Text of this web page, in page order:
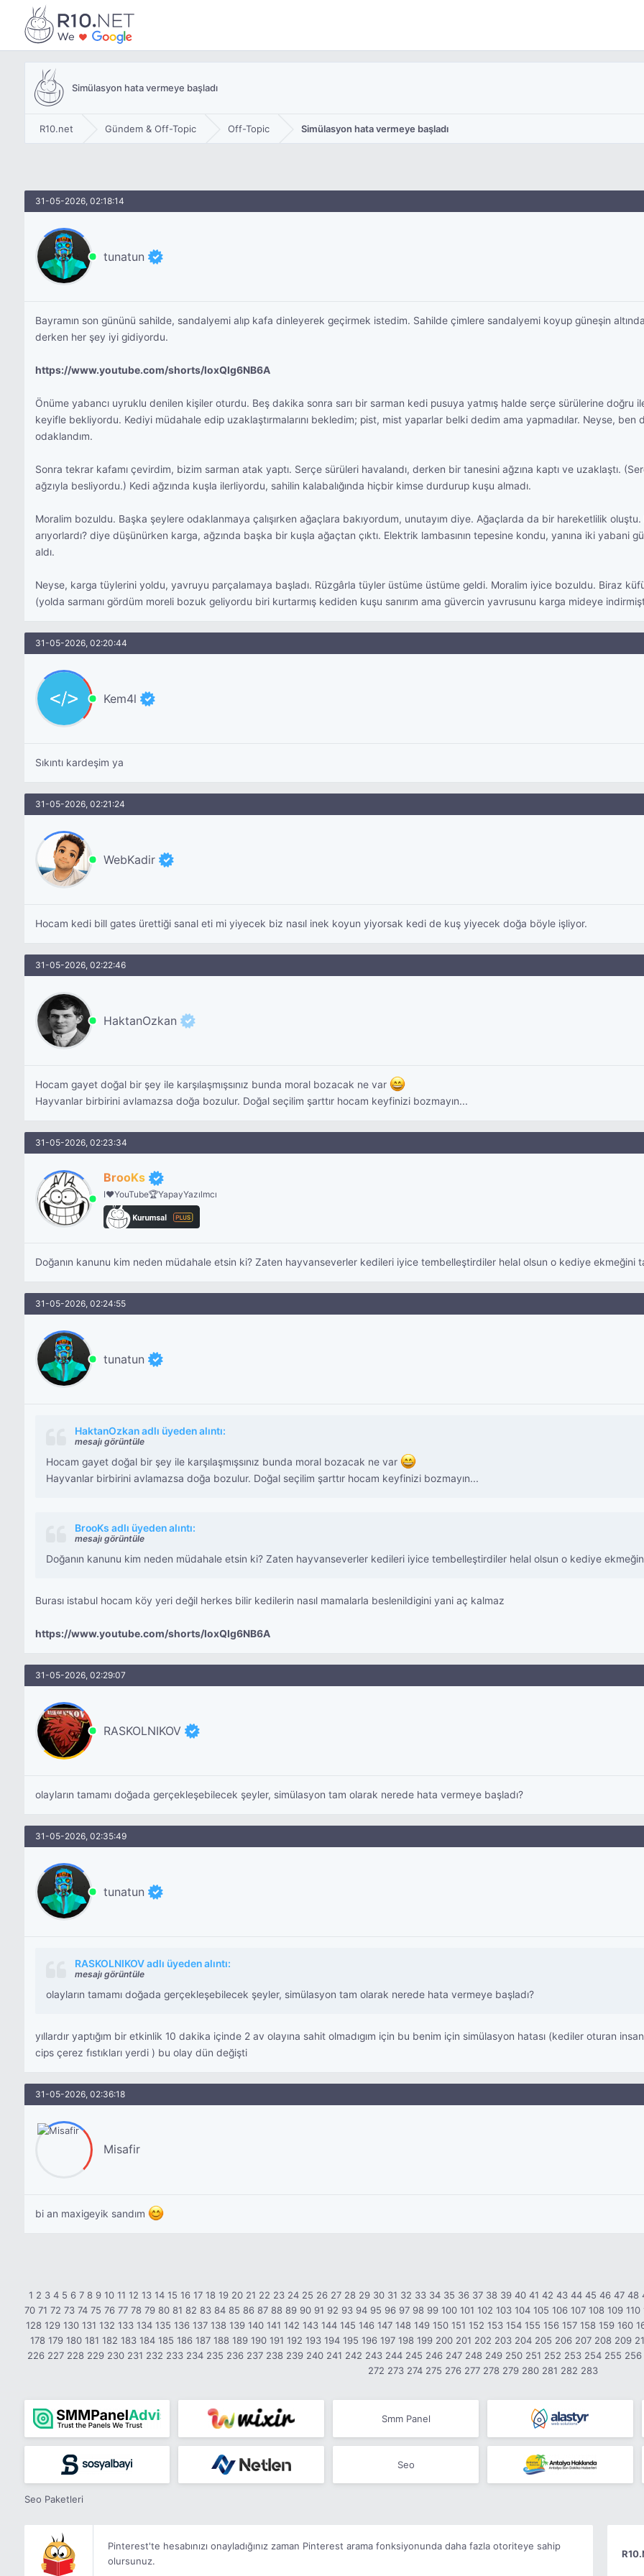
Simülasyon hata vermeye başladı
R10.net Gündem & Off-Topic Off-Topic Simülasyon hata vermeye başladı
31-05-2026, 02:18:14
tunatun
Bayramın son gününü sahilde, sandalyemi alıp kafa dinleyerek geçirmek istedim. Sahilde çimlere sandalyemi koyup güneşin
derken her şey iyi gidiyordu.
https://www.youtube.com/shorts/loxQIg6NB6A
Önüme yabancı uyruklu denilen kişiler oturdu. Beş dakika sonra sarı bir sarman kedi pusuya yatmış halde serçe sürülerine doğru
keyifle bekliyordu. Kediyi müdahale edip uzaklaştırmalarını bekledim; pist, mist yaparlar belki dedim ama yapmadılar. Neyse,
odaklandım.
Sonra tekrar kafamı çevirdim, bizim sarman atak yaptı. Serçe sürüleri havalandı, derken bir tanesini ağzına kaptı ve uzaklaştı.
ağzıyla besliyordu.) Kedi ağzında kuşla ilerliyordu, sahilin kalabalığında hiçbir kimse durdurup kuşu almadı.
Moralim bozuldu. Başka şeylere odaklanmaya çalışırken ağaçlara bakıyordum, unutayım diye. Ağaçlarda da bir hareketlilik oluştu.
arıyorlardı? diye düşünürken karga, ağzında başka bir kuşla ağaçtan çıktı. Elektrik lambasının tepesine kondu, yanına iki yabani
aldı.
Neyse, karga tüylerini yoldu, yavruyu parçalamaya başladı. Rüzgârla tüyler üstüme üstüme geldi. Moralim iyice bozuldu. Biraz
(yolda sarmanı gördüm moreli bozuk geliyordu biri kurtarmış kediden kuşu sanırım ama güvercin yavrusunu karga mideye
31-05-2026, 02:20:44
Kem4l
Sıkıntı kardeşim ya
31-05-2026, 02:21:24
WebKadir
Hocam kedi bill gates ürettiği sanal eti mi yiyecek biz nasıl inek koyun yiyorsak kedi de kuş yiyecek doğa böyle işliyor.
31-05-2026, 02:22:46
HaktanOzkan
Hocam gayet doğal bir şey ile karşılaşmışsınız bunda moral bozacak ne var
Hayvanlar birbirini avlamazsa doğa bozulur. Doğal seçilim şarttır hocam keyfinizi bozmayın...
31-05-2026, 02:23:34
BrooKs
I❤️YouTube🏆YapayYazılmcı
Doğanın kanunu kim neden müdahale etsin ki? Zaten hayvanseverler kedileri iyice tembelleştirdiler helal olsun o kediye ekmeğini
31-05-2026, 02:24:55
tunatun
HaktanOzkan adlı üyeden alıntı:
mesajı görüntüle
Hocam gayet doğal bir şey ile karşılaşmışsınız bunda moral bozacak ne var
Hayvanlar birbirini avlamazsa doğa bozulur. Doğal seçilim şarttır hocam keyfinizi bozmayın...
BrooKs adlı üyeden alıntı:
mesajı görüntüle
Doğanın kanunu kim neden müdahale etsin ki? Zaten hayvanseverler kedileri iyice tembelleştirdiler helal olsun o kediye
Burası istabul hocam köy yeri değil herkes bilir kedilerin nasıl mamalarla beslenildigini yani aç kalmaz
https://www.youtube.com/shorts/loxQIg6NB6A
31-05-2026, 02:29:07
RASKOLNIKOV
olayların tamamı doğada gerçekleşebilecek şeyler, simülasyon tam olarak nerede hata vermeye başladı?
31-05-2026, 02:35:49
tunatun
RASKOLNIKOV adlı üyeden alıntı:
mesajı görüntüle
olayların tamamı doğada gerçekleşebilecek şeyler, simülasyon tam olarak nerede hata vermeye başladı?
yıllardır yaptığım bir etkinlik 10 dakika içinde 2 av olayına sahit olmadıgım için bu benim için simülasyon hatası (kediler oturan
cips çerez fıstıkları yerdi ) bu olay dün değişti
31-05-2026, 02:36:18
Misafir
bi an maxigeyik sandım
1 2 3 4 5 6 7 8 9 10 11 12 13 14 15 16 17 18 19 20 21 22 23 24 25 26 27 28 29 30 31 32 33 34 35 36 37 38 39 40 41 42 43 44 45 46 47 48
70 71 72 73 74 75 76 77 78 79 80 81 82 83 84 85 86 87 88 89 90 91 92 93 94 95 96 97 98 99 100 101 102 103 104 105 106 107 108 109 110
128 129 130 131 132 133 134 135 136 137 138 139 140 141 142 143 144 145 146 147 148 149 150 151 152 153 154 155 156 157 158 159 160
178 179 180 181 182 183 184 185 186 187 188 189 190 191 192 193 194 195 196 197 198 199 200 201 202 203 204 205 206 207 208 209
226 227 228 229 230 231 232 233 234 235 236 237 238 239 240 241 242 243 244 245 246 247 248 249 250 251 252 253 254 255 256
272 273 274 275 276 277 278 279 280 281 282 283
Smm Panel
Seo
Seo Paketleri
Pinterest'te hesabınızı onayladığınız zaman Pinterest arama fonksiyonunda daha fazla otoriteye sahip
olursunuz.